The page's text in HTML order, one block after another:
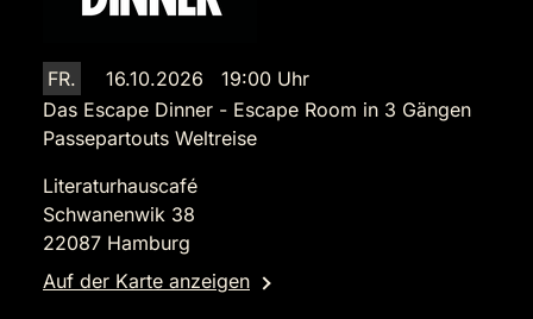
FR.
16.10.2026 19:00 Uhr
Das Escape Dinner - Escape Room in 3 Gängen
Passepartouts Weltreise
Literaturhauscafé
Schwanenwik 38
22087 Hamburg
Auf der Karte anzeigen